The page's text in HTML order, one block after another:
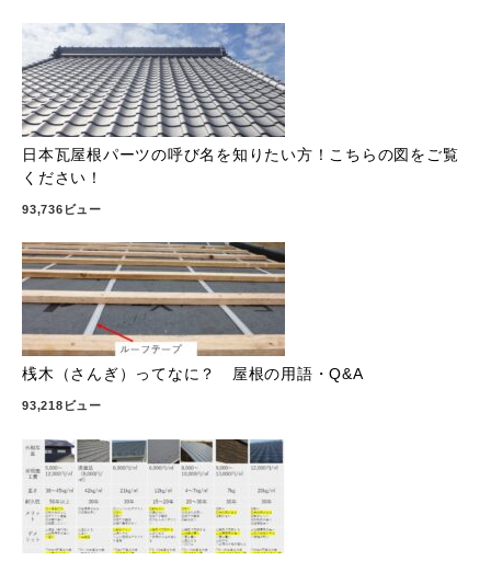
日本瓦屋根パーツの呼び名を知りたい方！こちらの図をご覧
ください！
93,736ビュー
桟木（さんぎ）ってなに？ 屋根の用語・Q&A
93,218ビュー